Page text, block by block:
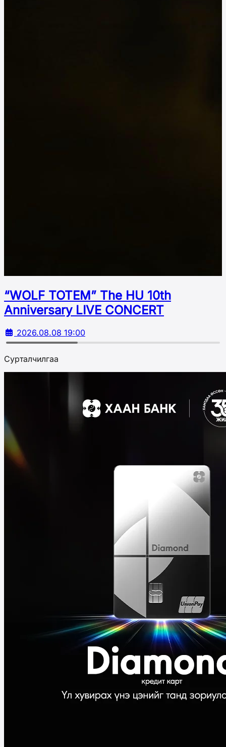
“WOLF TOTEM” The HU 10th
Аnniversary LIVE CONCERT
2026.08.08 19:00
Сурталчилгаа